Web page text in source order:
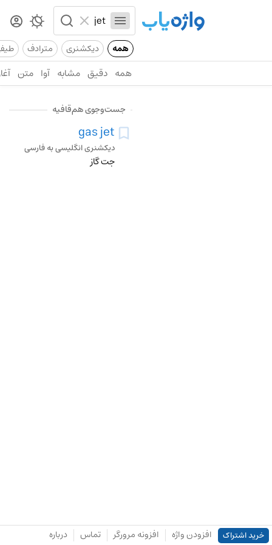
همه دیکشنری مترادف
همه دقیق مشابه آوا متن
جست‌وجوی هم‌قافیه
gas jet
دیکشنری انگلیسی به فارسی
جت گاز
خرید اشتراک افزودن واژه افزونه مرورگر تماس درباره